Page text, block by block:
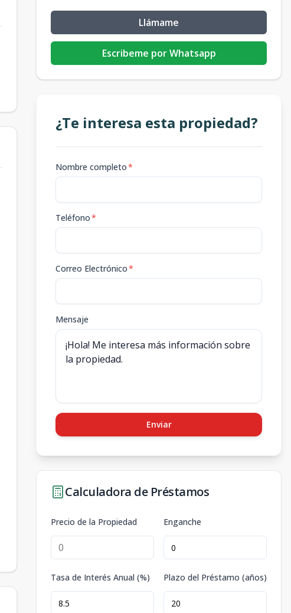
Llámame
Escribeme por Whatsapp
¿Te interesa esta propiedad?
Nombre completo*
Teléfono*
Correo Electrónico*
Mensaje
Enviar
Calculadora de Préstamos
Precio de la Propiedad Enganche
Tasa de Interés Anual (%) Plazo del Préstamo (años)